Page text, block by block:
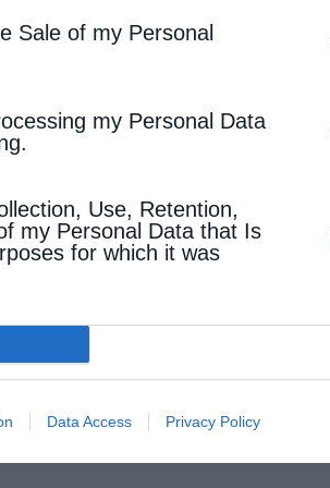
Sale of my Personal
my Personal Data
Use, Retention,
my Personal Data that Is
for which it was
Data Access Privacy Policy